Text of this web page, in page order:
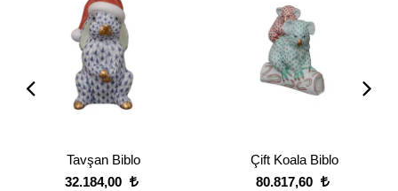
Tavşan Biblo
32.184,00
Çift Koala Biblo
80.817,60